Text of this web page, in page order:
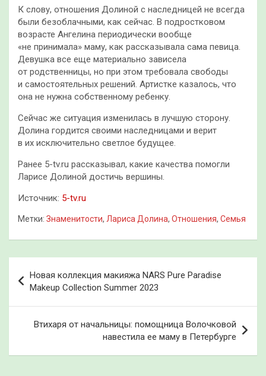
К слову, отношения Долиной с наследницей не всегда
были безоблачными, как сейчас. В подростковом
возрасте Ангелина периодически вообще
«не принимала» маму, как рассказывала сама певица.
Девушка все еще материально зависела
от родственницы, но при этом требовала свободы
и самостоятельных решений. Артистке казалось, что
она не нужна собственному ребенку.
Сейчас же ситуация изменилась в лучшую сторону.
Долина гордится своими наследницами и верит
в их исключительно светлое будущее.
Ранее 5-tv.ru рассказывал, какие качества помогли
Ларисе Долиной достичь вершины.
Источник: 5-tv.ru
Метки: Знаменитости, Лариса Долина, Отношения, Семья
по
записям
Новая коллекция макияжа NARS Pure Paradise
Makeup Collection Summer 2023
Втихаря от начальницы: помощница Волочковой
навестила ее маму в Петербурге